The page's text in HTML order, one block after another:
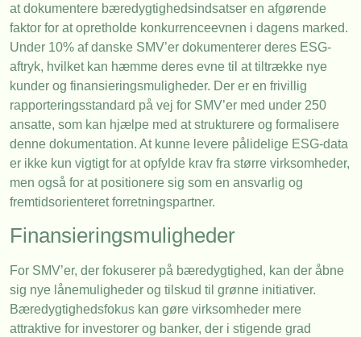
at dokumentere bæredygtighedsindsatser en afgørende
faktor for at opretholde konkurrenceevnen i dagens marked.
Under 10% af danske SMV’er dokumenterer deres ESG-
aftryk, hvilket kan hæmme deres evne til at tiltrække nye
kunder og finansieringsmuligheder. Der er en frivillig
rapporteringsstandard på vej for SMV’er med under 250
ansatte, som kan hjælpe med at strukturere og formalisere
denne dokumentation. At kunne levere pålidelige ESG-data
er ikke kun vigtigt for at opfylde krav fra større virksomheder,
men også for at positionere sig som en ansvarlig og
fremtidsorienteret forretningspartner.
Finansieringsmuligheder
For SMV’er, der fokuserer på bæredygtighed, kan der åbne
sig nye lånemuligheder og tilskud til grønne initiativer.
Bæredygtighedsfokus kan gøre virksomheder mere
attraktive for investorer og banker, der i stigende grad